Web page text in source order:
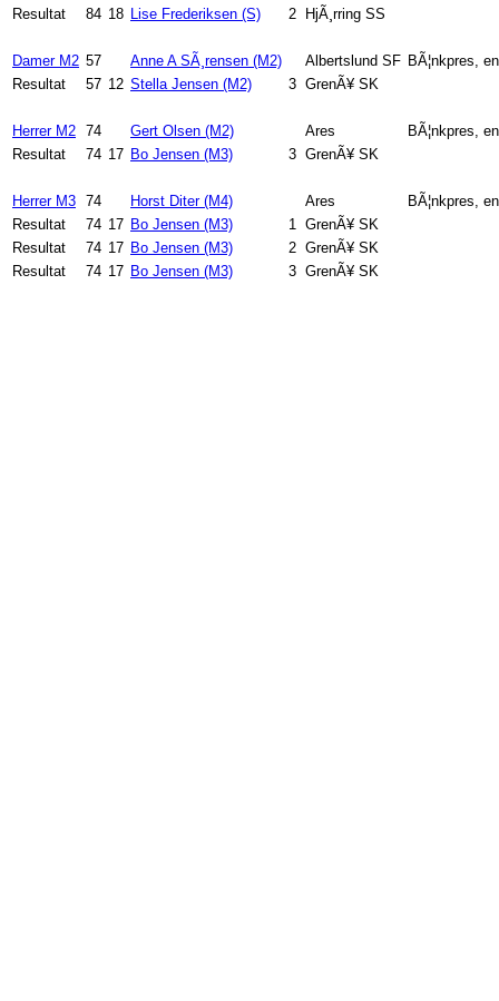
Resultat
84 18 Lise Frederiksen (S) 2 HjÃ¸rring SS
Damer M2 57 Anne A SÃ¸rensen (M2) Albertslund SF BÃ¦nkpres,
Resultat
57 12 Stella Jensen (M2) 3 GrenÃ¥ SK
Herrer M2 74 Gert Olsen (M2) Ares
BÃ¦nkpres,
Resultat
74 17 Bo Jensen (M3) 3 GrenÃ¥ SK
Herrer M3 74 Horst Diter (M4) Ares
BÃ¦nkpres,
Resultat
74 17 Bo Jensen (M3) 1 GrenÃ¥ SK
Resultat
74 17 Bo Jensen (M3) 2 GrenÃ¥ SK
Resultat
74 17 Bo Jensen (M3) 3 GrenÃ¥ SK